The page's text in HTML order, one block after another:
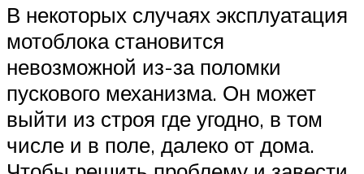
В некоторых случаях эксплуатация
мотоблока становится
невозможной из-за поломки
пускового механизма. Он может
выйти из строя где угодно, в том
числе и в поле, далеко от дома.